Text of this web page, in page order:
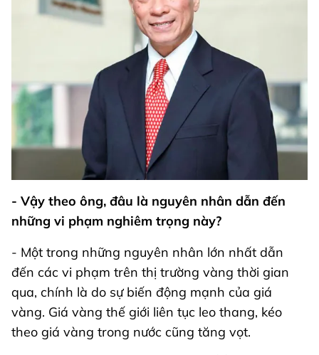
- Vậy theo ông, đâu là nguyên nhân dẫn đến
những vi phạm nghiêm trọng này?
- Một trong những nguyên nhân lớn nhất dẫn
đến các vi phạm trên thị trường vàng thời gian
qua, chính là do sự biến động mạnh của giá
vàng. Giá vàng thế giới liên tục leo thang, kéo
theo giá vàng trong nước cũng tăng vọt.